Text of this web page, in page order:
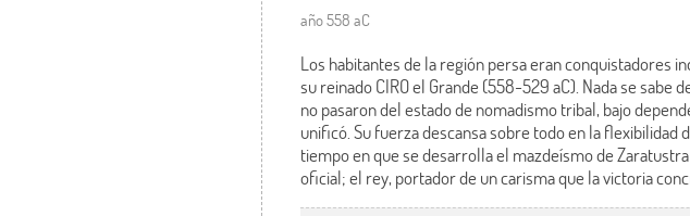
año 558 aC
Los habitantes de la región persa eran conquistadores
su reinado CIRO el Grande (558-529 aC). Nada se sabe
no pasaron del estado de nomadismo tribal, bajo
unificó. Su fuerza descansa sobre todo en la
tiempo en que se desarrolla el mazdeísmo de
oficial; el rey, portador de un carisma que la victoria